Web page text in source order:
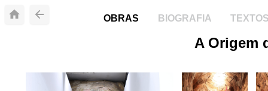
OBRAS BIOGRAFIA
A Origem